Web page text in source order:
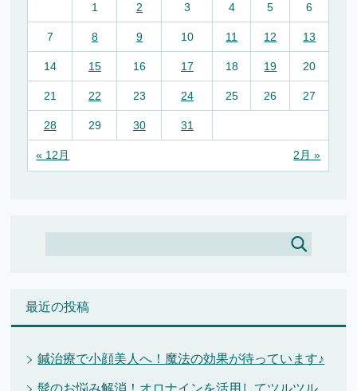
« 12月 2月 »
1 2 3 4 5 6
7 8 9 10 11 12 13
14 15 16 17 18 19 20
21 22 23 24 25 26 27
28 29 30 31
最近の投稿
鍼治療で小顔美人へ！魔法の効果が待っています♪